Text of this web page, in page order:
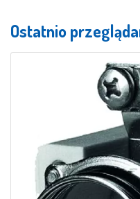
Ostatnio